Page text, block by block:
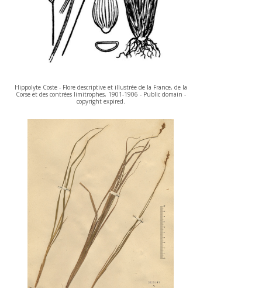
Hippolyte Coste - Flore descriptive et illustrée de la France, de la
Corse et des contrées limitrophes, 1901-1906 - Public domain -
copyright expired.